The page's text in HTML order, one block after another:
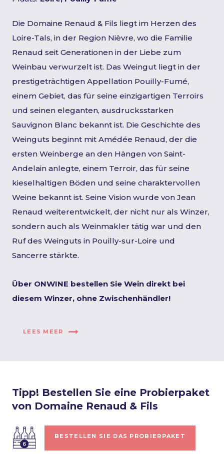
Die Domaine Renaud & Fils liegt im Herzen des
Loire-Tals, in der Region Nièvre, wo die Familie
Renaud seit Generationen in der Liebe zum
Weinbau verwurzelt ist. Das Weingut liegt in der
prestigeträchtigen Appellation Pouilly-Fumé,
einem Gebiet, das für seine einzigartigen Terroirs
und seinen eleganten, ausdrucksstarken
Sauvignon Blanc bekannt ist. Die Geschichte des
Weinguts beginnt mit Amédée Renaud, der die
ersten Weinberge an den Hängen von Saint-
Andelain anlegte, einem Terroir, das für seine
kieselhaltigen Böden und seine charaktervollen
Weine bekannt ist. Seine Vision wurde von Jean
Renaud weiterentwickelt, der nicht nur als Winzer,
sondern auch als Weinmakler tätig war und den
Ruf des Weinguts in Pouilly-sur-Loire und
Sancerre stärkte.
Über ONWINE bestellen Sie Wein direkt bei
diesem Winzer, ohne Zwischenhändler!
LEES MEER
Tipp! Bestellen Sie eine Probierpaket
von Domaine Renaud & Fils
BESTELLEN SIE DAS PROBIERPAKET